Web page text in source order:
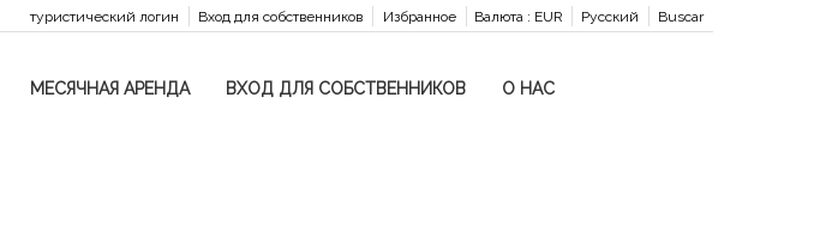
Buscar
Русский
Валюта : EUR
Избранное
Вход для собственников
туристический логин
МЕСЯЧНАЯ АРЕНДА ВХОД ДЛЯ СОБСТВЕННИКОВ О НАС